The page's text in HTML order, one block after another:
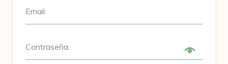
Email:
Contraseña: